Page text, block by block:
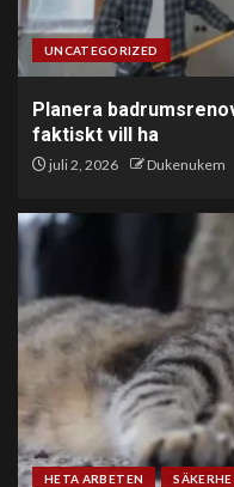
UNCATEGORIZED
Planera
faktiskt vill ha
juli 2, 2026 Dukenukem
HETA ARBETEN